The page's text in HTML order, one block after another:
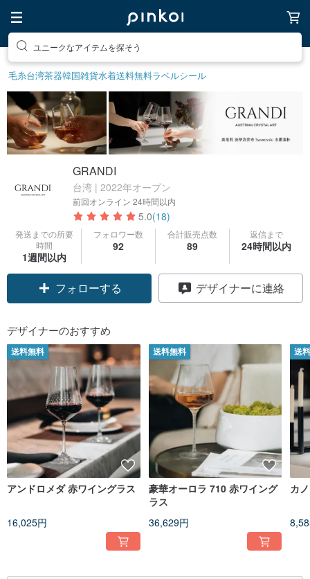
ユニークなアイテムを探そう
毛糸台湾茶器韓国雑貨水着送料無料ラベルシール
GRANDI
台湾 | 2022年オープン
前回オンライン 24時間以内
5.0(18)
発送までの所要
時間
1週間以内
フォロワー数
92
合計販売点数
89
返信まで
24時間以内
フォローする デザイナーに連絡
デザイナーのおすすめ
送料無料
アンドロメダ 赤ワイングラス
16,025円
送料無料
豪華オーロラ 710 赤ワイング
ラス
36,629円
送